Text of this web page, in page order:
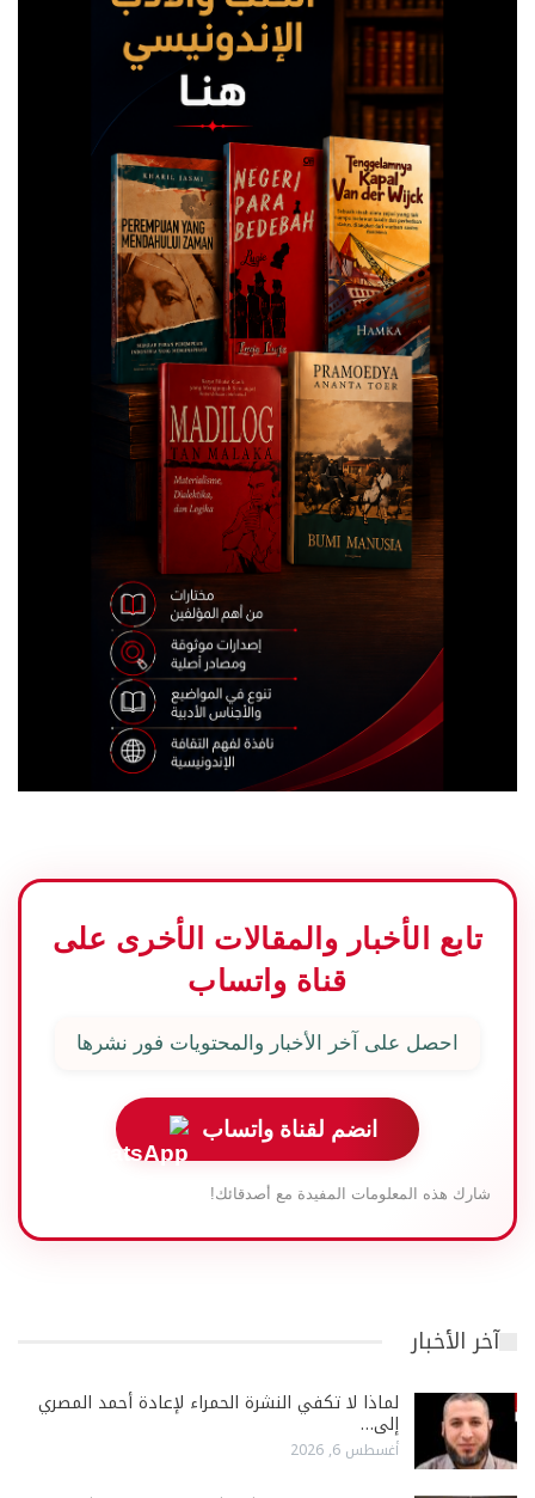
تابع الأخبار والمقالات الأخرى على
قناة واتساب
احصل على آخر الأخبار والمحتويات فور نشرها
انضم لقناة واتساب
شارك هذه المعلومات المفيدة مع أصدقائك!
آخر الأخبار
لماذا لا تكفي النشرة الحمراء لإعادة أحمد المصري
إلى…
أغسطس 6, 2026